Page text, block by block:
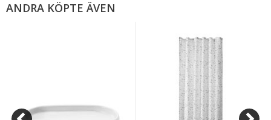
ANDRA KÖPTE ÄVEN